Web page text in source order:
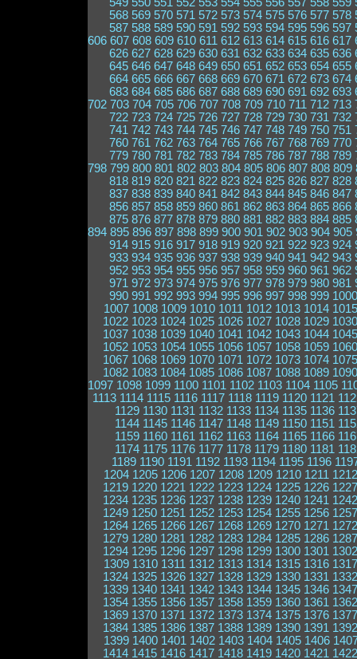
568 569 570 571 572 573 574 575 576 577 578
587 588 589 590 591 592 593 594 595 596 597
606 607 608 609 610 611 612 613 614 615 616 617
626 627 628 629 630 631 632 633 634 635 636
645 646 647 648 649 650 651 652 653 654 655
664 665 666 667 668 669 670 671 672 673 674
683 684 685 686 687 688 689 690 691 692 693
702 703 704 705 706 707 708 709 710 711 712 713
722 723 724 725 726 727 728 729 730 731 732
741 742 743 744 745 746 747 748 749 750 751
760 761 762 763 764 765 766 767 768 769 770
779 780 781 782 783 784 785 786 787 788 789
798 799 800 801 802 803 804 805 806 807 808 809
818 819 820 821 822 823 824 825 826 827 828
837 838 839 840 841 842 843 844 845 846 847
856 857 858 859 860 861 862 863 864 865 866
875 876 877 878 879 880 881 882 883 884 885
894 895 896 897 898 899 900 901 902 903 904 905
914 915 916 917 918 919 920 921 922 923 924
933 934 935 936 937 938 939 940 941 942 943
952 953 954 955 956 957 958 959 960 961 962
971 972 973 974 975 976 977 978 979 980 981
990 991 992 993 994 995 996 997 998 999 1000
1007 1008 1009 1010 1011 1012 1013 1014 1015
1022 1023 1024 1025 1026 1027 1028 1029 1030
1037 1038 1039 1040 1041 1042 1043 1044 1045
1052 1053 1054 1055 1056 1057 1058 1059 1060
1067 1068 1069 1070 1071 1072 1073 1074 1075
1082 1083 1084 1085 1086 1087 1088 1089 1090
1097 1098 1099 1100 1101 1102 1103 1104 1105
1113 1114 1115 1116 1117 1118 1119 1120 1121
1129 1130 1131 1132 1133 1134 1135 1136
1144 1145 1146 1147 1148 1149 1150 1151
1159 1160 1161 1162 1163 1164 1165 1166
1174 1175 1176 1177 1178 1179 1180 1181
1189 1190 1191 1192 1193 1194 1195 1196
1204 1205 1206 1207 1208 1209 1210 1211 1212
1219 1220 1221 1222 1223 1224 1225 1226 1227
1234 1235 1236 1237 1238 1239 1240 1241 1242
1249 1250 1251 1252 1253 1254 1255 1256 1257
1264 1265 1266 1267 1268 1269 1270 1271 1272
1279 1280 1281 1282 1283 1284 1285 1286 1287
1294 1295 1296 1297 1298 1299 1300 1301 1302
1309 1310 1311 1312 1313 1314 1315 1316 1317
1324 1325 1326 1327 1328 1329 1330 1331 1332
1339 1340 1341 1342 1343 1344 1345 1346 1347
1354 1355 1356 1357 1358 1359 1360 1361 1362
1369 1370 1371 1372 1373 1374 1375 1376 1377
1384 1385 1386 1387 1388 1389 1390 1391 1392
1399 1400 1401 1402 1403 1404 1405 1406
1414 1415 1416 1417 1418 1419 1420 1421 1422